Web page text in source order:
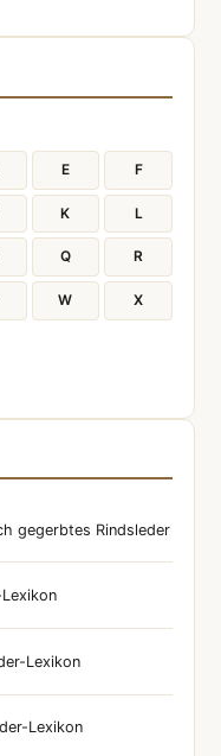
E F
K L
Q R
W X
gegerbtes Rindsleder
Lexikon
Lexikon